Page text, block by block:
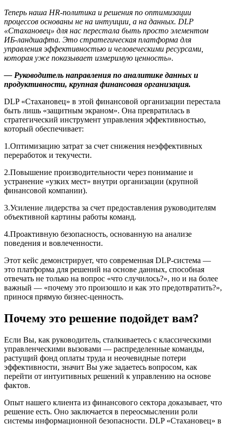
Теперь наша HR-политика и решения по оптимизации
процессов основаны не на интуиции, а на данных. DLP
«Стахановец» для нас перестала быть просто элементом
ИБ-ландшафта. Это стратегическая платформа для
управления эффективностью и человеческими ресурсами,
которая уже показывает измеримую ценность».
— Руководитель направления по аналитике данных и
продуктивности, крупная финансовая организация.
DLP «Стахановец» в этой финансовой организации перестала
быть лишь «защитным экраном». Она превратилась в
стратегический инструмент управления эффективностью,
который обеспечивает:
1.Оптимизацию затрат за счет снижения неэффективных
переработок и текучести.
2.Повышение производительности через понимание и
устранение «узких мест» внутри организации (крупной
финансовой компании).
3.Усиление лидерства за счет предоставления руководителям
объективной картины работы команд.
4.Проактивную безопасность, основанную на анализе
поведения и вовлеченности.
Этот кейс демонстрирует, что современная DLP-система —
это платформа для решений на основе данных, способная
отвечать не только на вопрос «что случилось?», но и на более
важный — «почему это произошло и как это предотвратить?»,
принося прямую бизнес-ценность.
Почему это решение подойдет вам?
Если Вы, как руководитель, сталкиваетесь с классическими
управленческими вызовами — распределенные команды,
растущий фонд оплаты труда и неочевидные потери
эффективности, значит Вы уже задаетесь вопросом, как
перейти от интуитивных решений к управлению на основе
фактов.
Опыт нашего клиента из финансового сектора доказывает, что
решение есть. Оно заключается в переосмыслении роли
системы информационной безопасности. DLP «Стахановец» в